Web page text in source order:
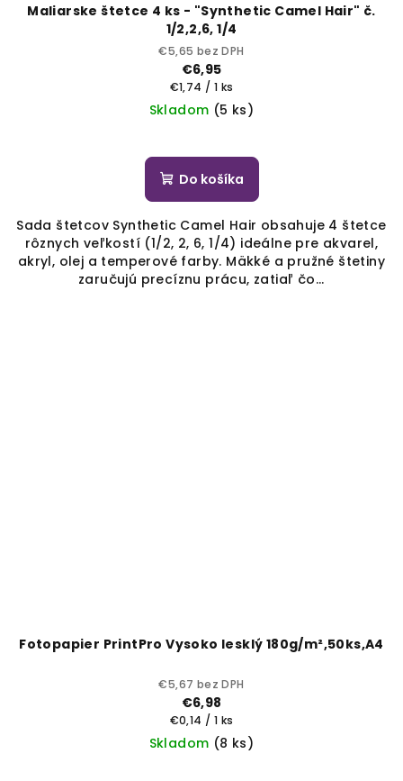
Maliarske štetce 4 ks - "Synthetic Camel Hair" č.
1/2,2,6, 1/4
€5,65 bez DPH
€6,95
Jednotková
cena:
€1,74 / 1 ks
Skladom (5 ks)
Do košíka
Sada štetcov Synthetic Camel Hair obsahuje 4 štetce
rôznych veľkostí (1/2, 2, 6, 1/4) ideálne pre akvarel,
akryl, olej a temperové farby. Mäkké a pružné štetiny
zaručujú precíznu prácu, zatiaľ čo...
Fotopapier PrintPro Vysoko lesklý 180g/m²,50ks,A4
€5,67 bez DPH
€6,98
Jednotková
cena:
€0,14 / 1 ks
Skladom (8 ks)